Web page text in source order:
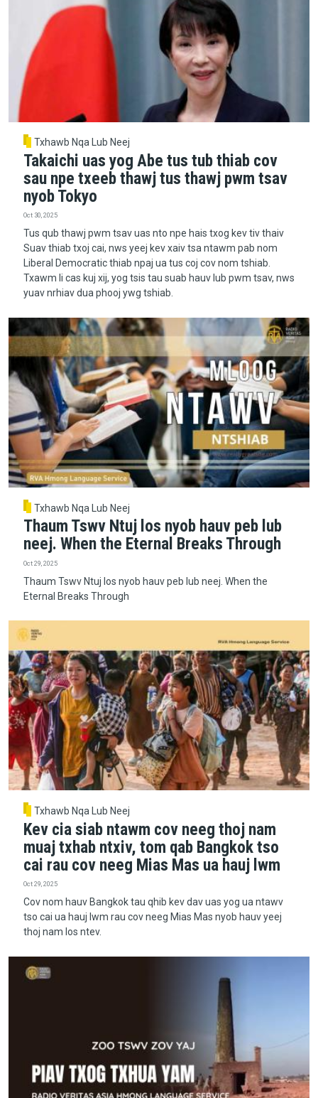
Txhawb Nqa Lub Neej
Takaichi uas yog Abe tus tub thiab cov
sau npe txeeb thawj tus thawj pwm tsav
nyob Tokyo
Oct 30, 2025
Tus qub thawj pwm tsav uas nto npe hais txog kev tiv thaiv
Suav thiab txoj cai, nws yeej kev xaiv tsa ntawm pab nom
Liberal Democratic thiab npaj ua tus coj cov nom tshiab.
Txawm li cas kuj xij, yog tsis tau suab hauv lub pwm tsav, nws
yuav nrhiav dua phooj ywg tshiab.
Txhawb Nqa Lub Neej
Thaum Tswv Ntuj los nyob hauv peb lub
neej. When the Eternal Breaks Through
Oct 29, 2025
Thaum Tswv Ntuj los nyob hauv peb lub neej. When the
Eternal Breaks Through
Txhawb Nqa Lub Neej
Kev cia siab ntawm cov neeg thoj nam
muaj txhab ntxiv, tom qab Bangkok tso
cai rau cov neeg Mias Mas ua hauj lwm
Oct 29, 2025
Cov nom hauv Bangkok tau qhib kev dav uas yog ua ntawv
tso cai ua hauj lwm rau cov neeg Mias Mas nyob hauv yeej
thoj nam los ntev.